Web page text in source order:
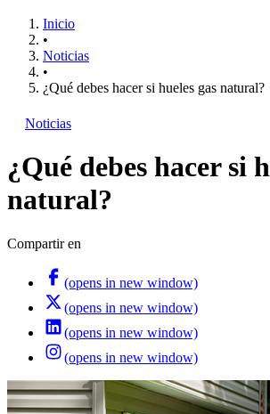
Inicio
•
Noticias
•
¿Qué debes hacer si hueles gas natural?
Noticias
¿Qué debes hacer si
natural?
Compartir en
(opens in new window)
(opens in new window)
(opens in new window)
(opens in new window)